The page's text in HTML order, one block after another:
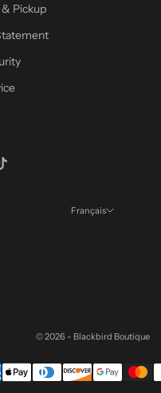
Pickup
Français
© 2026 - Blackbird Boutique